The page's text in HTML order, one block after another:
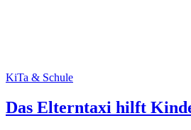
KiTa & Schule
Das Elterntaxi hilft